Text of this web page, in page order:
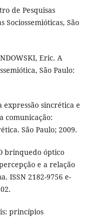
de Pesquisas
Sociossemióticas, São
Eric. A
São Paulo:
expressão sincrética e
comunicação:
São Paulo; 2009.
O brinquedo óptico
e a relação
ISSN 2182-9756 e-
princípios